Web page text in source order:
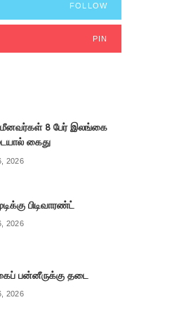
FOLLOW
PIN
மீனவர்கள் 8 பேர் இலங்கை
கைது
2026
பிடிவாரண்ட்
2026
பன்னீருக்கு தடை
2026